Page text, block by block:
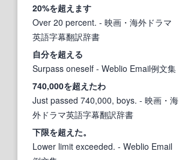
20%を超え ます
Over 20 percent. - 映画・海外ドラマ
英語字幕翻訳辞書
自分を超え る
Surpass oneself - Weblio Email例文集
740,000を超え たわ
Just passed 740,000, boys. - 映画・海
外ドラマ英語字幕翻訳辞書
下限を超え た。
Lower limit exceeded. - Weblio Email